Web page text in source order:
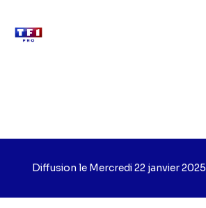
Diffusion le Jour
diffusion
Mercredi 22 janvier 2025